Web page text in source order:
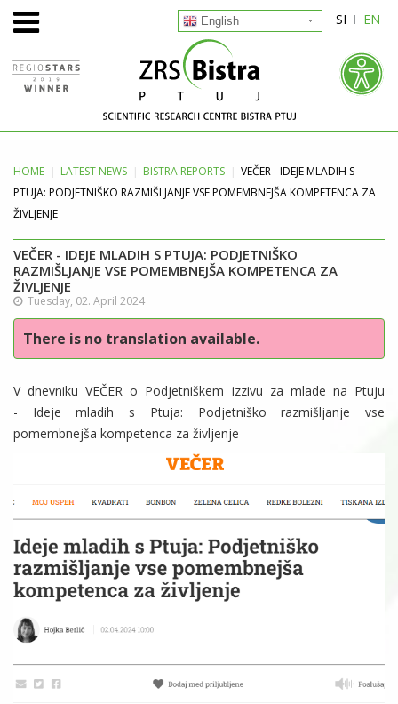
SI EN
English
HOME LATEST NEWS BISTRA REPORTS
VEČER - IDEJE MLADIH S
PTUJA: PODJETNIŠKO RAZMIŠLJANJE VSE POMEMBNEJŠA KOMPETENCA ZA
ŽIVLJENJE
VEČER - IDEJE MLADIH S PTUJA: PODJETNIŠKO
RAZMIŠLJANJE VSE POMEMBNEJŠA KOMPETENCA ZA
ŽIVLJENJE
Tuesday, 02. April 2024
There is no translation available.
V dnevniku VEČER o Podjetniškem izzivu za mlade na Ptuju
- Ideje mladih s Ptuja: Podjetniško razmišljanje vse
pomembnejša kompetenca za življenje